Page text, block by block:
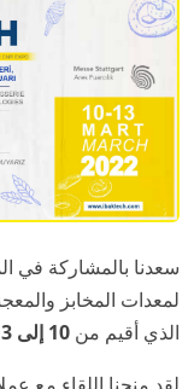
سعدنا بالمشاركة في
لمعدات المخابز
الذي أقيم من 10 إلى 13 مارس 2022